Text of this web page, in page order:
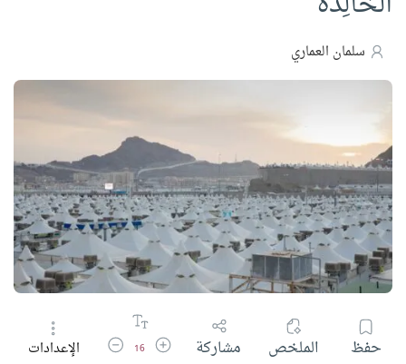
سلمان العماري
حفظ الملخص مشاركة زيادة حجم الخط
16 تقليل حجم الخط
الإعدادات